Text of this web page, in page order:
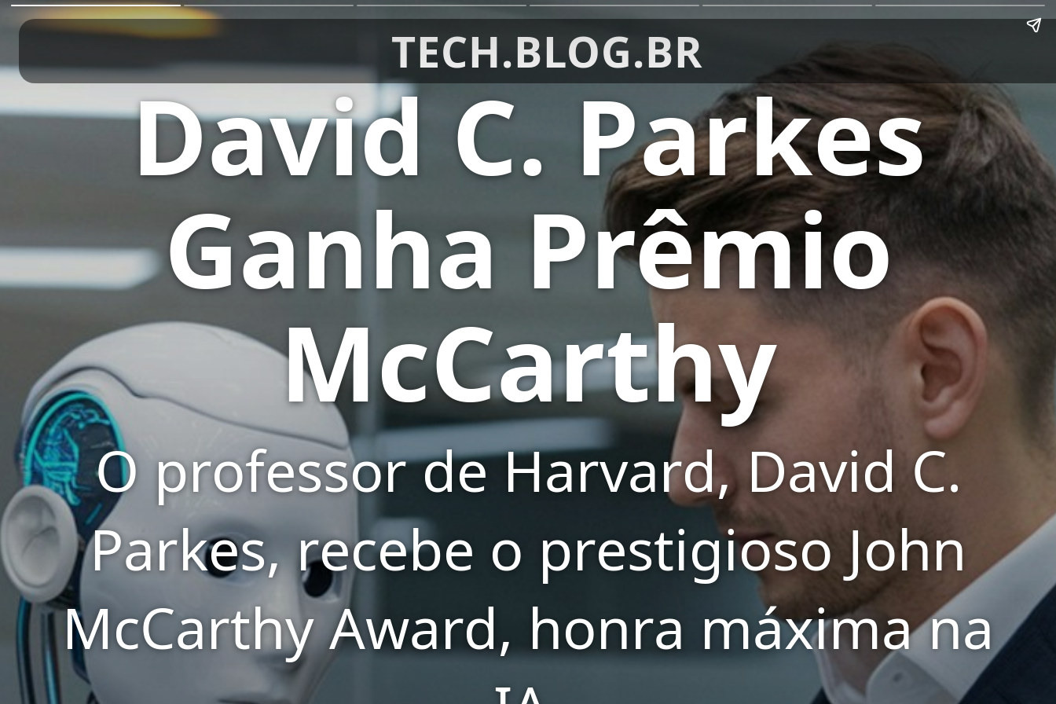
TECH.BLOG.BR
David C. Parkes
Ganha Prêmio
McCarthy
O professor de Harvard, David C.
Parkes, recebe o prestigioso John
McCarthy Award, honra máxima na